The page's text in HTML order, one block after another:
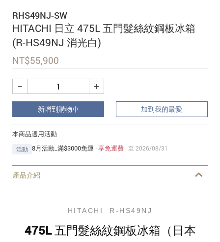
RHS49NJ-SW
HITACHI 日立 475L 五門髮絲紋鋼板冰箱
(R-HS49NJ 消光白)
NT$55,900
+
−
新增到購物車 加到我的最愛
本商品適用活動
活動 8月活動_滿$3000免運 ·享免運費 至 2026/08/31
產品介紹
HITACHI R-HS49NJ
475L 五門髮絲紋鋼板冰箱（日本
加入 JARVIS VIP